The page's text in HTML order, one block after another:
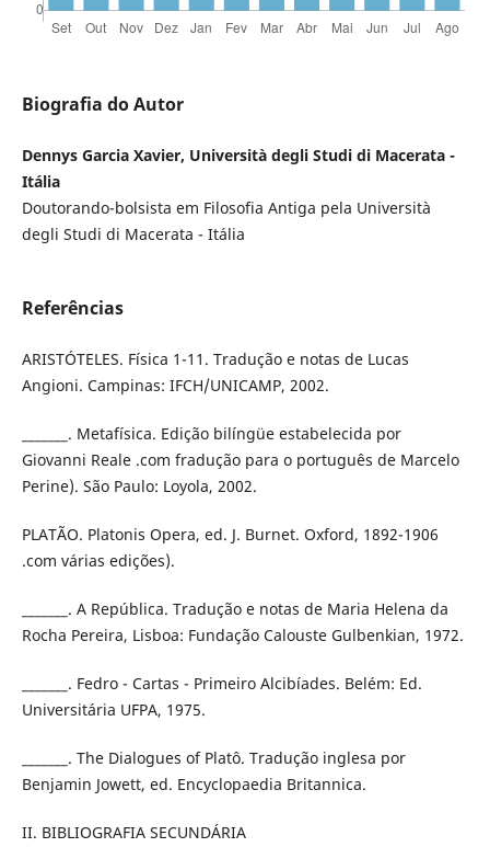
Biografia do Autor
Dennys Garcia Xavier, Università degli Studi di Macerata -
Itália
Doutorando-bolsista em Filosofia Antiga pela Università
degli Studi di Macerata - Itália
Referências
ARISTÓTELES. Física 1-11. Tradução e notas de Lucas
Angioni. Campinas: IFCH/UNICAMP, 2002.
_______. Metafísica. Edição bilíngüe estabelecida por
Giovanni Reale .com fradução para o português de Marcelo
Perine). São Paulo: Loyola, 2002.
PLATÃO. Platonis Opera, ed. J. Burnet. Oxford, 1892-1906
.com várias edições).
_______. A República. Tradução e notas de Maria Helena da
Rocha Pereira, Lisboa: Fundação Calouste Gulbenkian, 1972.
_______. Fedro - Cartas - Primeiro Alcibíades. Belém: Ed.
Universitária UFPA, 1975.
_______. The Dialogues of Platô. Tradução inglesa por
Benjamin Jowett, ed. Encyclopaedia Britannica.
II. BIBLIOGRAFIA SECUNDÁRIA